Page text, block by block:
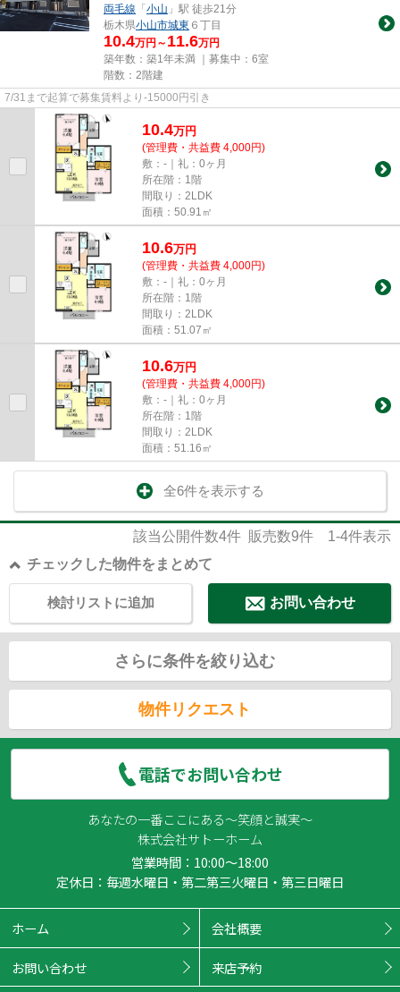
両毛線 「小山 」駅 徒歩21分
栃木県小山市城東 ６丁目
10.4万円～ 11.6万円
築年数：築1年未満 ｜募集中： 6室
階数：2階建
7/31まで起算で募集賃料より‐15000円引き
10.4万円
(管理費・共益費 4,000円)
敷：-｜礼：0ヶ月
所在階：1階
間取り：2LDK
面積：50.91㎡
10.6万円
(管理費・共益費 4,000円)
敷：-｜礼：0ヶ月
所在階：1階
間取り：2LDK
面積：51.07㎡
10.6万円
(管理費・共益費 4,000円)
敷：-｜礼：0ヶ月
所在階：1階
間取り：2LDK
面積：51.16㎡
全6件を表示する
該当公開件数4件 販売数9件 1-4件表示
チェックした物件をまとめて
お問い合わせ
検討リストに追加
さらに条件を絞り込む
物件リクエスト
電話でお問い合わせ
あなたの一番ここにある～笑顔と誠実～
株式会社サトーホーム
営業時間：10:00～18:00
定休日：毎週水曜日・第二第三火曜日・第三日曜日
ホーム 会社概要
お問い合わせ 来店予約